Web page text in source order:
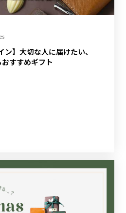
ン】大切な人に届けたい、
すすめギフト